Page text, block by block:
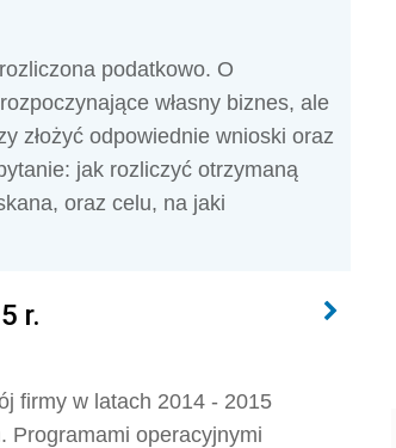
podatkowo. O
własny biznes, ale
złożyć odpowiednie wnioski oraz
jak rozliczyć otrzymaną
oraz celu, na jaki
r.
firmy w latach 2014 - 2015
Programami operacyjnymi